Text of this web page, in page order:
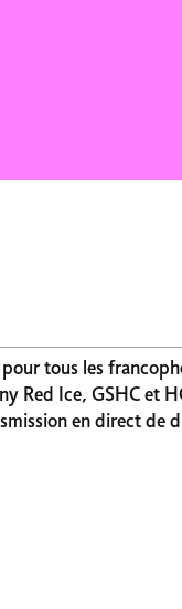
tous les
Red Ice, GSHC et
en direct de